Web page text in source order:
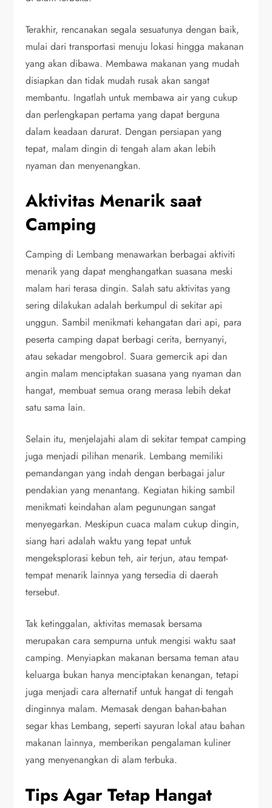
Terakhir, rencanakan segala sesuatunya dengan baik,
mulai dari transportasi menuju lokasi hingga makanan
yang akan dibawa. Membawa makanan yang mudah
disiapkan dan tidak mudah rusak akan sangat
membantu. Ingatlah untuk membawa air yang cukup
dan perlengkapan pertama yang dapat berguna
dalam keadaan darurat. Dengan persiapan yang
tepat, malam dingin di tengah alam akan lebih
nyaman dan menyenangkan.
Aktivitas Menarik saat
Camping
Camping di Lembang menawarkan berbagai aktiviti
menarik yang dapat menghangatkan suasana meski
malam hari terasa dingin. Salah satu aktivitas yang
sering dilakukan adalah berkumpul di sekitar api
unggun. Sambil menikmati kehangatan dari api, para
peserta camping dapat berbagi cerita, bernyanyi,
atau sekadar mengobrol. Suara gemercik api dan
angin malam menciptakan suasana yang nyaman dan
hangat, membuat semua orang merasa lebih dekat
satu sama lain.
Selain itu, menjelajahi alam di sekitar tempat camping
juga menjadi pilihan menarik. Lembang memiliki
pemandangan yang indah dengan berbagai jalur
pendakian yang menantang. Kegiatan hiking sambil
menikmati keindahan alam pegunungan sangat
menyegarkan. Meskipun cuaca malam cukup dingin,
siang hari adalah waktu yang tepat untuk
mengeksplorasi kebun teh, air terjun, atau tempat-
tempat menarik lainnya yang tersedia di daerah
tersebut.
Tak ketinggalan, aktivitas memasak bersama
merupakan cara sempurna untuk mengisi waktu saat
camping. Menyiapkan makanan bersama teman atau
keluarga bukan hanya menciptakan kenangan, tetapi
juga menjadi cara alternatif untuk hangat di tengah
dinginnya malam. Memasak dengan bahan-bahan
segar khas Lembang, seperti sayuran lokal atau bahan
makanan lainnya, memberikan pengalaman kuliner
yang menyenangkan di alam terbuka.
Tips Agar Tetap Hangat